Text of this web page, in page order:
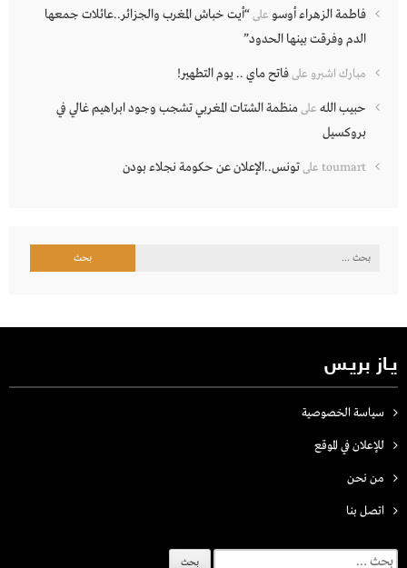
فاطمة الزهراء أوسو على“أيت خباش المغرب والجزائر..عائلات جمعها
الدم وفرقت بينها الحدود”
مبارك اشبرو علىفاتح ماي .. يوم التطهير!
حبيب الله علىمنظمة الشتات المغربي تشجب وجود ابراهيم غالي في
بروكسيل
toumart علىتونس..الإعلان عن حكومة نجلاء بودن
البحث
يـاز بريـس
سياسة الخصوصية
للإعلان في الموقع
من نحن
اتصل بنـا
البحث